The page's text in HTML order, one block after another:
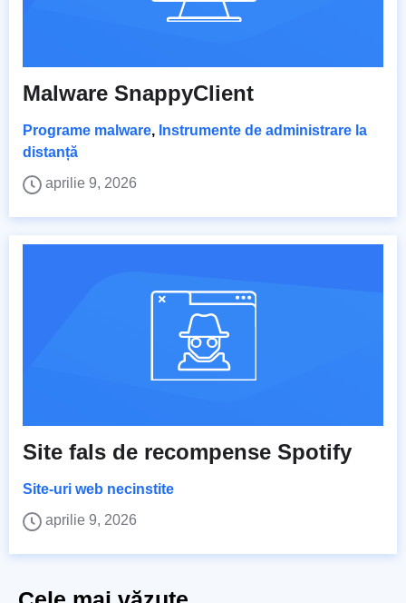
Malware SnappyClient
Programe malware, Instrumente de administrare la
distanță
aprilie 9, 2026
Site fals de recompense Spotify
Site-uri web necinstite
aprilie 9, 2026